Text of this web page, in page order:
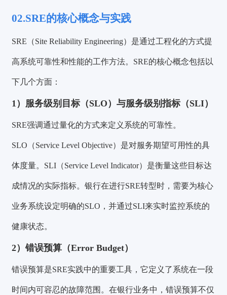
02.SRE的核心概念与实践
SRE（Site Reliability Engineering）是通过工程化的方式提
高系统可靠性和性能的工作方法。SRE的核心概念包括以
下几个方面：
1）服务级别目标（SLO）与服务级别指标（SLI）
SRE强调通过量化的方式来定义系统的可靠性。
SLO（Service Level Objective）是对服务期望可用性的具
体度量。SLI（Service Level Indicator）是衡量这些目标达
成情况的实际指标。银行在进行SRE转型时，需要为核心
业务系统设定明确的SLO，并通过SLI来实时监控系统的
健康状态。
2）错误预算（Error Budget）
错误预算是SRE实践中的重要工具，它定义了系统在一段
时间内可容忍的故障范围。在银行业务中，错误预算不仅